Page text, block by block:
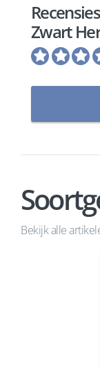
Zwart
Bekijk alle